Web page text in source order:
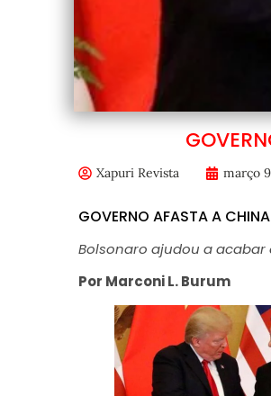
Xapuri Revista março
GOVERNO AFASTA A
Bolsonaro ajudou a
Por Marconi L. Burum